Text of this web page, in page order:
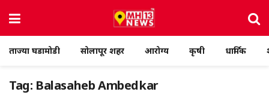
ताज्या घडामोडी सोलापूर शहर आरोग्य कृषी धार्मिक
Tag: Balasaheb Ambedkar